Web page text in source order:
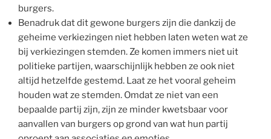
burgers.
Benadruk dat dit gewone burgers zijn die dankzij de
geheime verkiezingen niet hebben laten weten wat ze
bij verkiezingen stemden. Ze komen immers niet uit
politieke partijen, waarschijnlijk hebben ze ook niet
altijd hetzelfde gestemd. Laat ze het vooral geheim
houden wat ze stemden. Omdat ze niet van een
bepaalde partij zijn, zijn ze minder kwetsbaar voor
aanvallen van burgers op grond van wat hun partij